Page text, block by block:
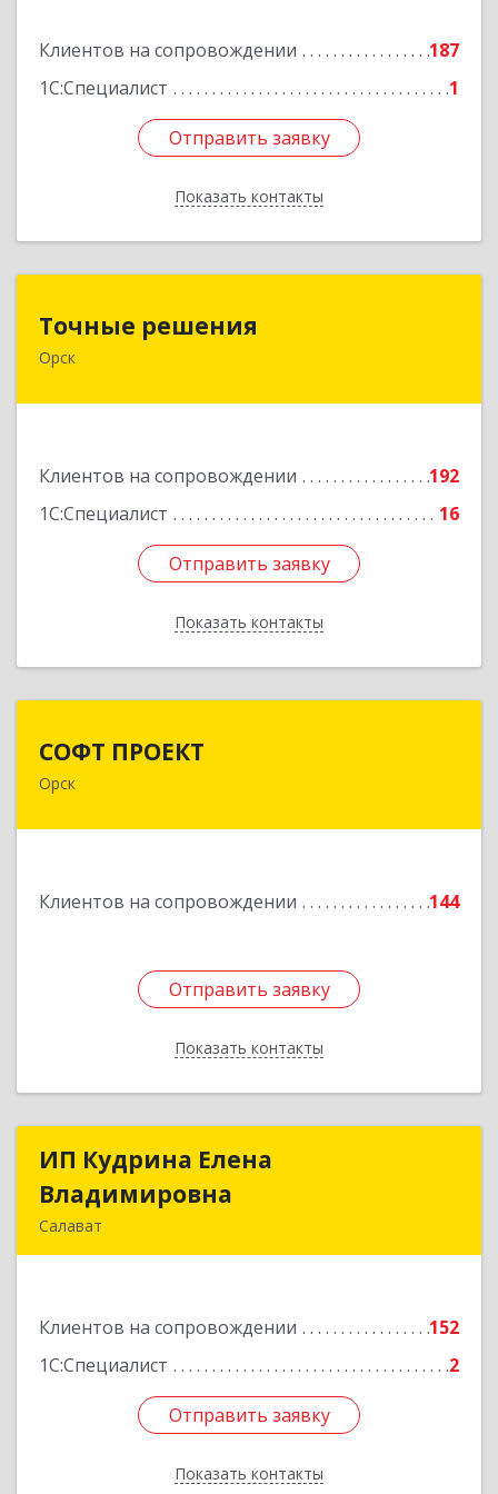
Клиентов на сопровождении
187
1С:Специалист
1
Отправить заявку
Показать контакты
Отправить заявку
Назад
Точные решения
Орск
Клиентов на сопровождении
192
1С:Специалист
16
Отправить заявку
Показать контакты
Подробнее
Отправить заявку
Назад
СОФТ ПРОЕКТ
Орск
Клиентов на сопровождении 144
Отправить заявку
Показать контакты
Отправить заявку
Назад
ИП Кудрина Елена
Владимировна
Салават
Клиентов на сопровождении
152
1С:Специалист
2
Отправить заявку
Показать контакты
ИП Кудрина Елена
Подробнее
Отправить заявку
Назад